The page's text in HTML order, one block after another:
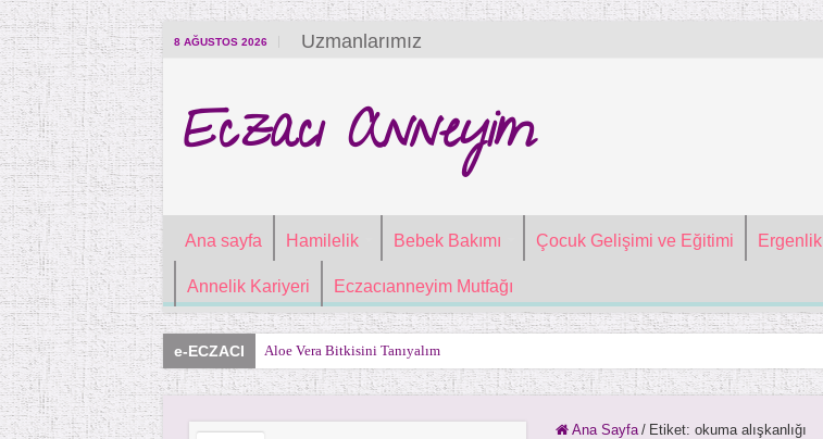
8 AĞUSTOS 2026 Uzmanlarımız
Eczacı Anneyim
Ana sayfa Hamilelik Bebek Bakımı Çocuk Gelişimi ve Eğitimi Ergenlik
Annelik Kariyeri Eczacıanneyim Mutfağı
e-ECZACI Aloe Vera Bitkisini Tanıyalım
Ana Sayfa / Etiket: okuma alışkanlığı